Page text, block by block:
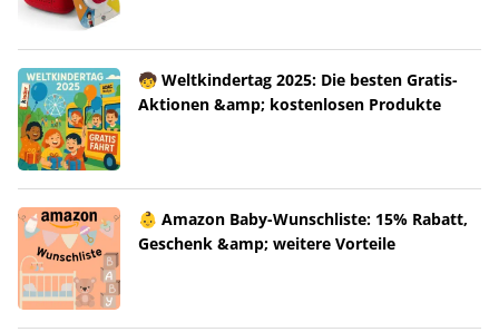
🧒 Weltkindertag 2025: Die besten Gratis-
Aktionen &amp; kostenlosen Produkte
👶 Amazon Baby-Wunschliste: 15% Rabatt,
Geschenk &amp; weitere Vorteile